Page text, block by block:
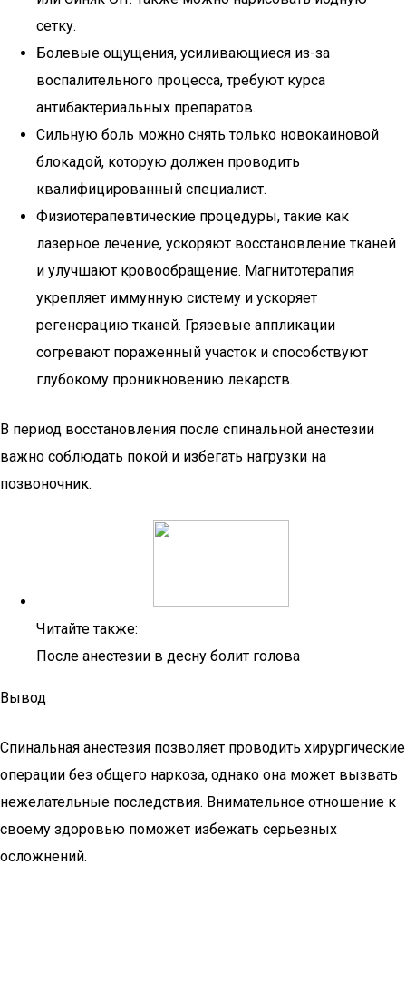
сетку.
Болевые ощущения, усиливающиеся из-за
воспалительного процесса, требуют курса
антибактериальных препаратов.
Сильную боль можно снять только новокаиновой
блокадой, которую должен проводить
квалифицированный специалист.
Физиотерапевтические процедуры, такие как
лазерное лечение, ускоряют восстановление тканей
и улучшают кровообращение. Магнитотерапия
укрепляет иммунную систему и ускоряет
регенерацию тканей. Грязевые аппликации
согревают пораженный участок и способствуют
глубокому проникновению лекарств.
В период восстановления после спинальной анестезии
важно соблюдать покой и избегать нагрузки на
позвоночник.
Читайте также:
После анестезии в десну болит голова
Вывод
Спинальная анестезия позволяет проводить хирургические
операции без общего наркоза, однако она может вызвать
нежелательные последствия. Внимательное отношение к
своему здоровью поможет избежать серьезных
осложнений.